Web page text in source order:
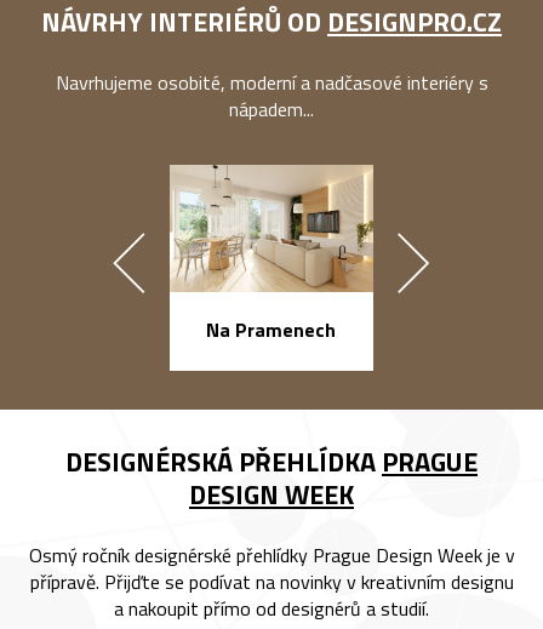
NÁVRHY INTERIÉRŮ OD DESIGNPRO.CZ
Navrhujeme osobité, moderní a nadčasové interiéry s
nápadem...
Na Pramenech
DESIGNÉRSKÁ PŘEHLÍDKA PRAGUE
DESIGN WEEK
Osmý ročník designérské přehlídky Prague Design Week je v
přípravě. Přijďte se podívat na novinky v kreativním designu
a nakoupit přímo od designérů a studií.